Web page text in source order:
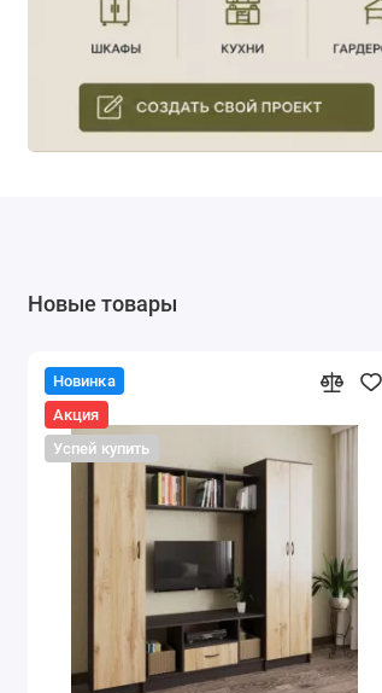
Новые товары
Новинка
Акция
Успей купить